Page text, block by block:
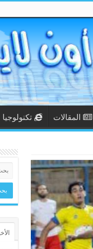
المقالات تكنولوجيا